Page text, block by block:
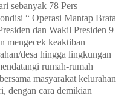
sebanyak 78 Pers
“ Operasi Mantap Brata
dan Wakil Presiden 9
mengecek keaktiban
desa hingga lingkungan
rumah-rumah
masyarakat kelurahan
dengan cara demikian